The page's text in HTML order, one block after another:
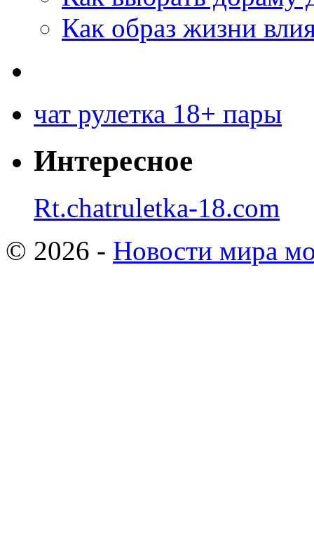
Как образ жизни
чат рулетка 18+ пары
Интересное
Rt.chatruletka-18.com
© 2026 - Новости мира